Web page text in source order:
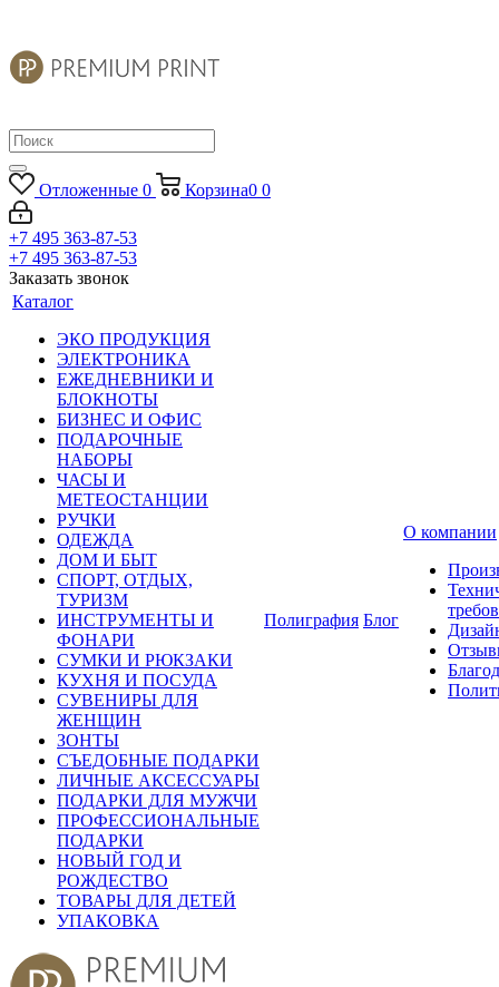
Отложенные 0 Корзина0 0
+7 495 363-87-53
+7 495 363-87-53
Заказать звонок
Каталог
ЭКО ПРОДУКЦИЯ
ЭЛЕКТРОНИКА
ЕЖЕДНЕВНИКИ И
БЛОКНОТЫ
БИЗНЕС И ОФИС
ПОДАРОЧНЫЕ
НАБОРЫ
ЧАСЫ И
МЕТЕОСТАНЦИИ
РУЧКИ
ОДЕЖДА
ДОМ И БЫТ
СПОРТ, ОТДЫХ,
ТУРИЗМ
ИНСТРУМЕНТЫ И
ФОНАРИ
СУМКИ И РЮКЗАКИ
КУХНЯ И ПОСУДА
СУВЕНИРЫ ДЛЯ
ЖЕНЩИН
ЗОНТЫ
СЪЕДОБНЫЕ ПОДАРКИ
ЛИЧНЫЕ АКСЕССУАРЫ
ПОДАРКИ ДЛЯ МУЖЧИ
ПРОФЕССИОНАЛЬНЫЕ
ПОДАРКИ
НОВЫЙ ГОД И
РОЖДЕСТВО
ТОВАРЫ ДЛЯ ДЕТЕЙ
УПАКОВКА
Полиграфия Блог
О компании